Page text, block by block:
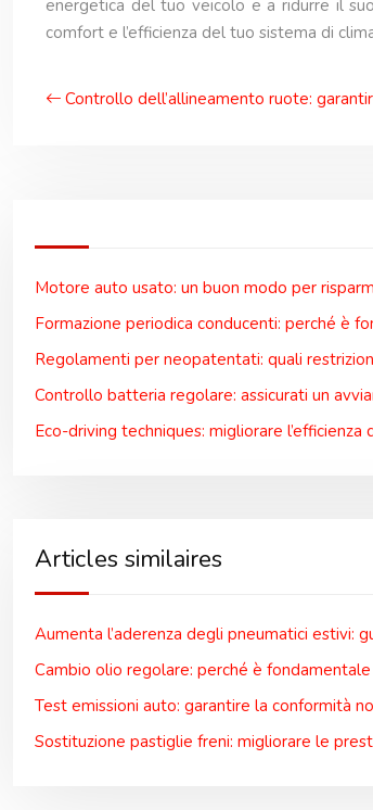
energetica del tuo veicolo e a ridurre il
comfort e l’efficienza del tuo sistema di
Controllo dell’allineamento ruote:
Motore auto usato: un buon modo per
Formazione periodica conducenti: perché è
Regolamenti per neopatentati: quali
Controllo batteria regolare: assicurati un
Eco-driving techniques: migliorare
Articles similaires
Aumenta l’aderenza degli pneumatici estivi:
Cambio olio regolare: perché è
Test emissioni auto: garantire la conformità
Sostituzione pastiglie freni: migliorare le